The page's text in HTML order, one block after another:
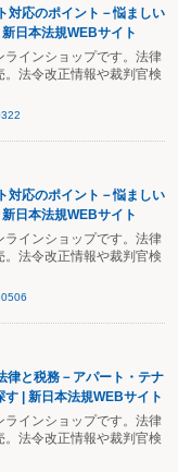
対応のポイント－悩ましい
日本法規WEBサイト
ラインショップです。法律
法令改正情報や裁判官検
対応のポイント－悩ましい
日本法規WEBサイト
ラインショップです。法律
法令改正情報や裁判官検
律と税務－アパート・テナ
| 新日本法規WEBサイト
ラインショップです。法律
法令改正情報や裁判官検